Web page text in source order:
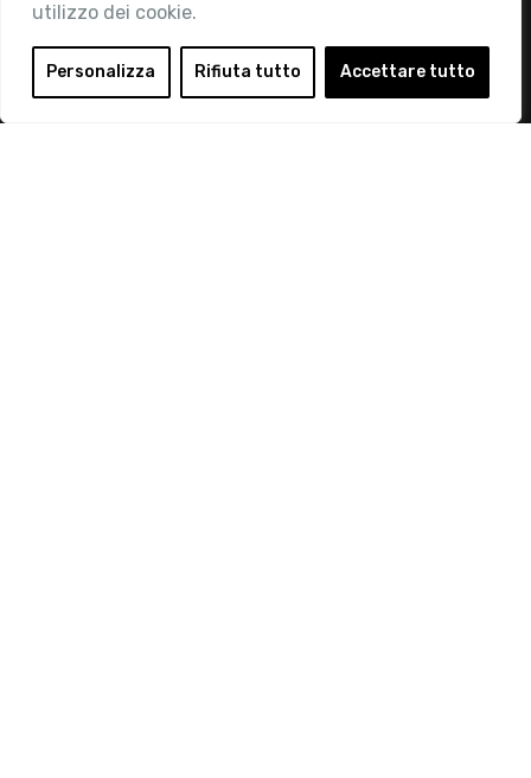
utilizzo dei cookie.
Personalizza Rifiuta tutto Accettare tutto
Area Riservata
Login
Diventa Socio